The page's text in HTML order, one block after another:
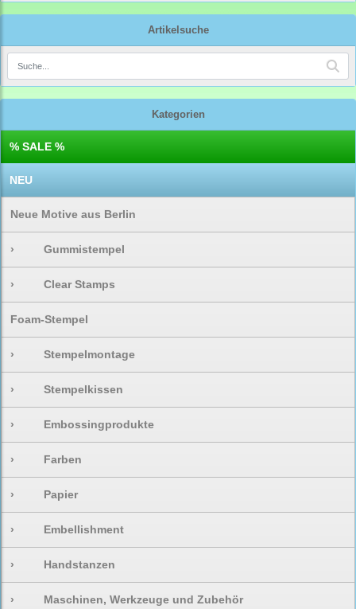
Artikelsuche
Kategorien
% SALE %
NEU
Neue Motive aus Berlin
› Gummistempel
› Clear Stamps
Foam-Stempel
› Stempelmontage
› Stempelkissen
› Embossingprodukte
› Farben
› Papier
› Embellishment
› Handstanzen
› Maschinen, Werkzeuge und Zubehör